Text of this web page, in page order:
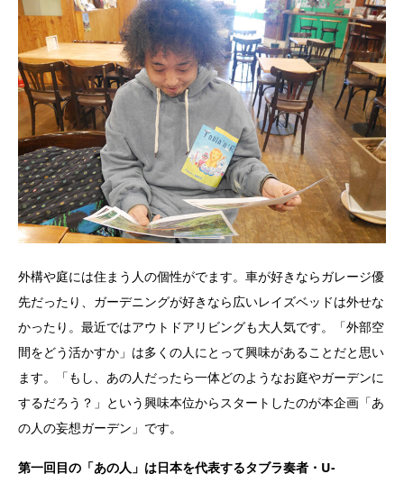
外構や庭には住まう人の個性がでます。車が好きならガレージ優
先だったり、ガーデニングが好きなら広いレイズベッドは外せな
かったり。最近ではアウトドアリビングも大人気です。「外部空
間をどう活かすか」は多くの人にとって興味があることだと思い
ます。「もし、あの人だったら一体どのようなお庭やガーデンに
するだろう？」という興味本位からスタートしたのが本企画「あ
の人の妄想ガーデン」です。
第一回目の「あの人」は日本を代表するタブラ奏者・U-